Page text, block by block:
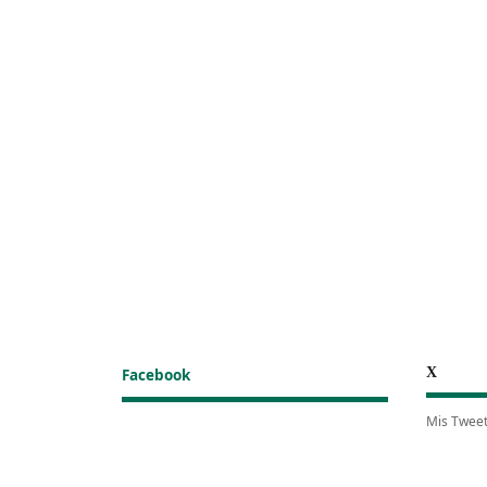
Facebook X
Mis